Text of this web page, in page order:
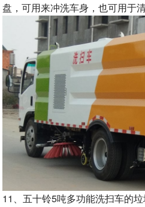
盘，可用来冲洗车身，也可用于
11、五十铃5吨多功能洗扫车的